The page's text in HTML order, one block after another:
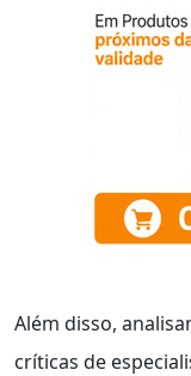
Além disso,
críticas de